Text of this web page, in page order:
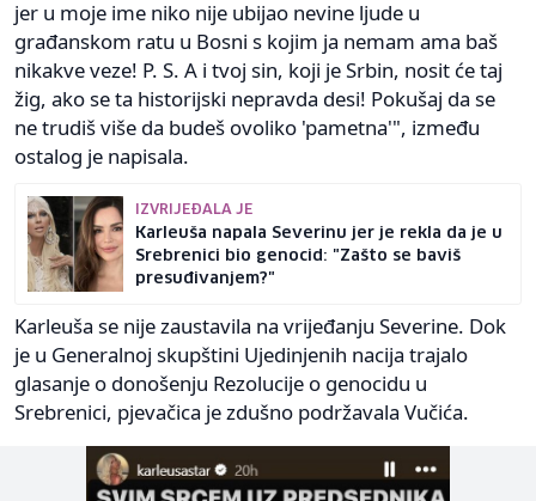
jer u moje ime niko nije ubijao nevine ljude u
građanskom ratu u Bosni s kojim ja nemam ama baš
nikakve veze! P. S. A i tvoj sin, koji je Srbin, nosit će taj
žig, ako se ta historijski nepravda desi! Pokušaj da se
ne trudiš više da budeš ovoliko 'pametna'", između
ostalog je napisala.
IZVRIJEĐALA JE
Karleuša napala Severinu jer je rekla da je u
Srebrenici bio genocid: "Zašto se baviš
presuđivanjem?"
Karleuša se nije zaustavila na vrijeđanju Severine. Dok
je u Generalnoj skupštini Ujedinjenih nacija trajalo
glasanje o donošenju Rezolucije o genocidu u
Srebrenici, pjevačica je zdušno podržavala Vučića.